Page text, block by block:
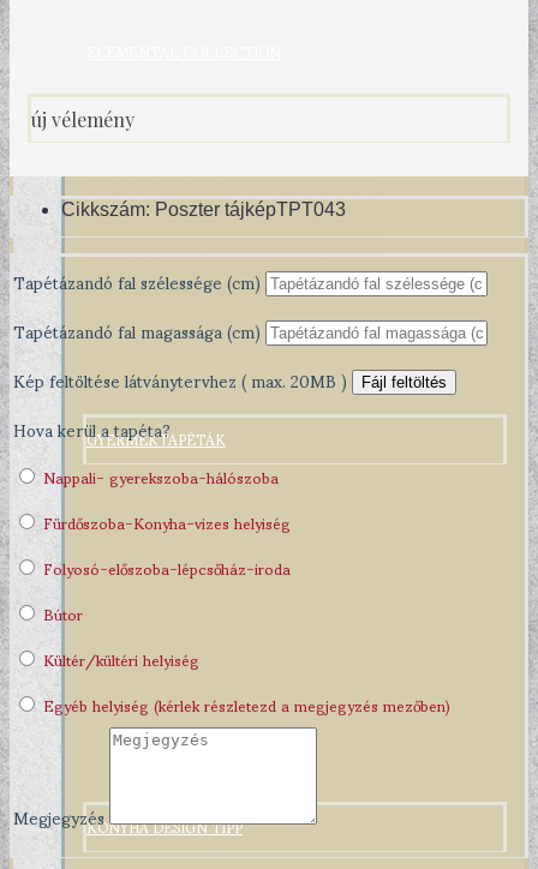
GYERMEKTAPÉTÁK
KONYHA DESIGN TIPP
új vélemény
Cikkszám: Poszter tájképTPT043
Tapétázandó fal szélessége (cm)
Tapétázandó fal magassága (cm)
Kép feltöltése látványtervhez ( max. 20MB )
Fájl feltöltés
Hova kerül a tapéta?
Nappali- gyerekszoba-hálószoba
Fürdőszoba-Konyha-vizes helyiség
Folyosó-előszoba-lépcsőház-iroda
Bútor
Kültér/kültéri helyiség
Egyéb helyiség (kérlek részletezd a megjegyzés mezőben)
Megjegyzés